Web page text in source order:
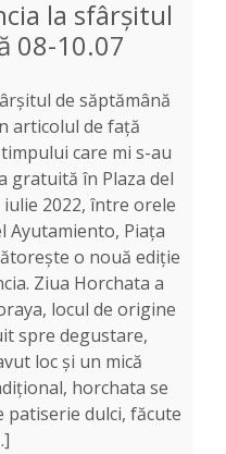
la sfârșitul
08-10.07
de săptămână
articolul de față
care mi s-au
gratuită în Plaza del
2022, între orele
Ayutamiento, Piața
o nouă ediție
Ziua Horchata a
locul de origine
spre degustare,
loc și un mică
horchata se
patiserie dulci, făcute